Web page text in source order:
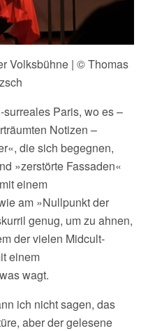
Volksbühne | © Thomas
Paris, wo es –
Notizen –
die sich begegnen,
»zerstörte Fassaden«
einem
am »Nullpunkt der
genug, um zu ahnen,
der vielen Midcult-
einem
wagt.
ich nicht sagen, das
aber der gelesene